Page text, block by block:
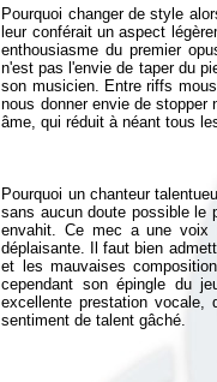
Pourquoi changer de style
leur conférait un aspect
enthousiasme du premier
n'est pas l'envie de taper du
son musicien. Entre riffs
nous donner envie de
âme, qui réduit à néant tous
Pourquoi un chanteur
sans aucun doute possible le
envahit. Ce mec a une voix
déplaisante. Il faut bien
et les mauvaises
cependant son épingle du
excellente prestation vocale,
sentiment de talent gâché.